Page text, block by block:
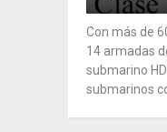
Con más de
14 armadas
submarino
submarinos